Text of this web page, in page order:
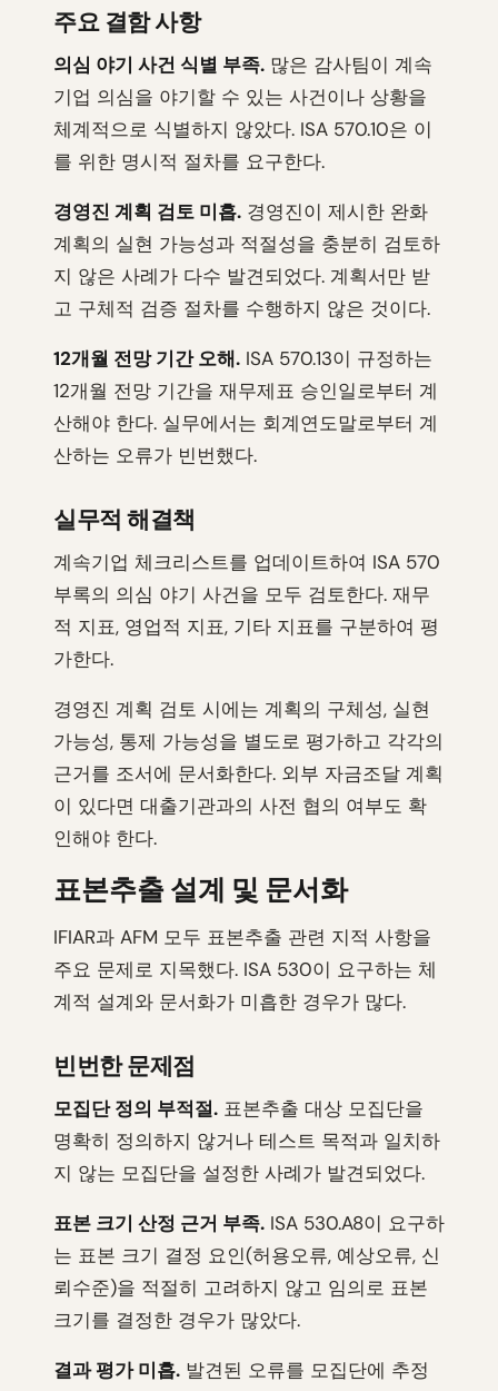
주요 결함 사항
의심 야기 사건 식별 부족. 많은 감사팀이 계속
기업 의심을 야기할 수 있는 사건이나 상황을
체계적으로 식별하지 않았다. ISA 570.10은 이
를 위한 명시적 절차를 요구한다.
경영진 계획 검토 미흡. 경영진이 제시한 완화
계획의 실현 가능성과 적절성을 충분히 검토하
지 않은 사례가 다수 발견되었다. 계획서만 받
고 구체적 검증 절차를 수행하지 않은 것이다.
12개월 전망 기간 오해. ISA 570.13이 규정하는
12개월 전망 기간을 재무제표 승인일로부터 계
산해야 한다. 실무에서는 회계연도말로부터 계
산하는 오류가 빈번했다.
실무적 해결책
계속기업 체크리스트를 업데이트하여 ISA 570
부록의 의심 야기 사건을 모두 검토한다. 재무
적 지표, 영업적 지표, 기타 지표를 구분하여 평
가한다.
경영진 계획 검토 시에는 계획의 구체성, 실현
가능성, 통제 가능성을 별도로 평가하고 각각의
근거를 조서에 문서화한다. 외부 자금조달 계획
이 있다면 대출기관과의 사전 협의 여부도 확
인해야 한다.
표본추출 설계 및 문서화
IFIAR과 AFM 모두 표본추출 관련 지적 사항을
주요 문제로 지목했다. ISA 530이 요구하는 체
계적 설계와 문서화가 미흡한 경우가 많다.
빈번한 문제점
모집단 정의 부적절. 표본추출 대상 모집단을
명확히 정의하지 않거나 테스트 목적과 일치하
지 않는 모집단을 설정한 사례가 발견되었다.
표본 크기 산정 근거 부족. ISA 530.A8이 요구하
는 표본 크기 결정 요인(허용오류, 예상오류, 신
뢰수준)을 적절히 고려하지 않고 임의로 표본
크기를 결정한 경우가 많았다.
결과 평가 미흡. 발견된 오류를 모집단에 추정